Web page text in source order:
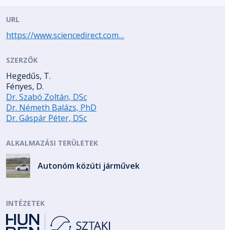
URL
https://www.sciencedirect.com…
SZERZŐK
Hegedűs, T.
Fényes, D.
Dr. Szabó Zoltán, DSc
Dr. Németh Balázs, PhD
Dr. Gáspár Péter, DSc
ALKALMAZÁSI TERÜLETEK
Autonóm közúti járművek
INTÉZETEK